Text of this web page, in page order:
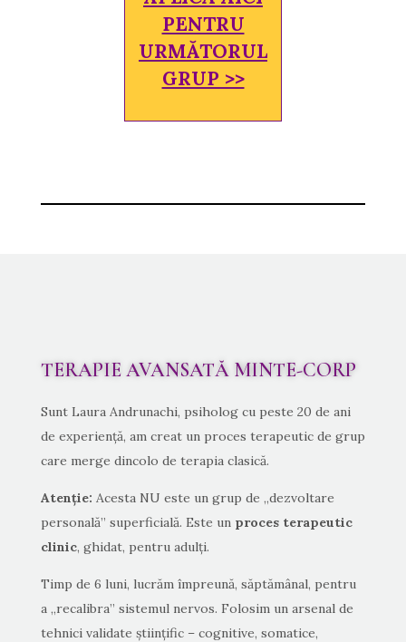
PENTRU
URMĂTORUL
GRUP >>
TERAPIE AVANSATĂ MINTE-CORP
Sunt Laura Andrunachi, psiholog cu peste 20 de ani
de experiență, am creat un proces terapeutic de grup
care merge dincolo de terapia clasică.
Atenție: Acesta NU este un grup de „dezvoltare
personală” superficială. Este un proces terapeutic
clinic, ghidat, pentru adulți.
Timp de 6 luni, lucrăm împreună, săptămânal, pentru
a „recalibra” sistemul nervos. Folosim un arsenal de
tehnici validate științific – cognitive, somatice,